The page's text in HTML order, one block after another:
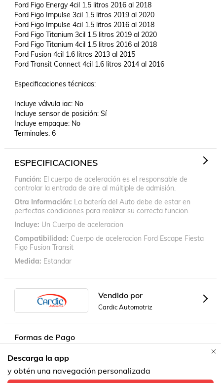
Ford Figo Energy 4cil 1.5 litros 2016 al 2018
Ford Figo Impulse 3cil 1.5 litros 2019 al 2020
Ford Figo Impulse 4cil 1.5 litros 2016 al 2018
Ford Figo Titanium 3cil 1.5 litros 2019 al 2020
Ford Figo Titanium 4cil 1.5 litros 2016 al 2018
Ford Fusion 4cil 1.6 litros 2013 al 2015
Ford Transit Connect 4cil 1.6 litros 2014 al 2016
Especificaciones técnicas:
Incluye válvula iac: No
Incluye sensor de posición: Sí
Incluye empaque: No
Terminales: 6
ESPECIFICACIONES
Función El cuerpo de aceleración es el responsable de
controlar la entrada de aire al múltiple de admisión.
Otra Información La batería del Auto debe de estar en
perfectas condiciones para realizar su correcta funcion.
Incluye Un Cuerpo de aceleracion
Compatibilidad Cuerpo de aceleracion Ford Escape Fiesta
Figo Fusion Transit
Medida Estandar
Vendido por
Cardic Automotriz
Formas de Pago
Descarga la app
y obtén una navegación personalizada